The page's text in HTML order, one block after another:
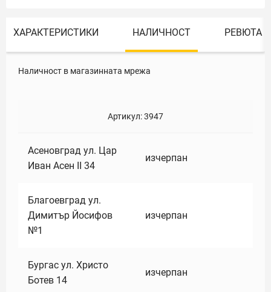
ХАРАКТЕРИСТИКИ НАЛИЧНОСТ РЕВЮТА
Наличност в магазинната мрежа
Артикул:3947
Асеновград ул. Цар
Иван Асен II 34
изчерпан
Благоевград ул.
Димитър Йосифов
№1
изчерпан
Бургас ул. Христо
Ботев 14
изчерпан